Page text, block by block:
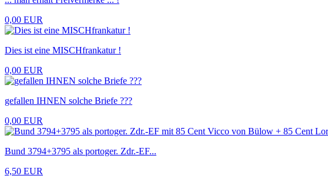
0,00 EUR
Dies ist eine MISCHfrankatur !
0,00 EUR
gefallen IHNEN solche Briefe ???
0,00 EUR
Bund 3794+3795 als portoger. Zdr.-EF...
6,50 EUR